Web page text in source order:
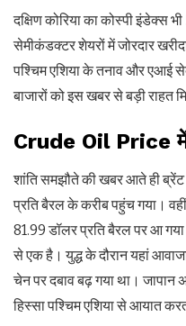
दक्षिण कोरिया का कोस्पी इंडेक्स
सेमीकंडक्टर शेयरों में जोरदार
पश्चिम एशिया के तनाव और एआई
बाजारों को इस खबर से बड़ी राहत
Crude Oil Price में
शांति समझौते की खबर आते ही
प्रति बैरल के करीब पहुंच गया।
81.99 डॉलर प्रति बैरल पर आ
से एक है। युद्ध के दौरान यहां
चेन पर दबाव बढ़ गया था।
हिस्सा पश्चिम एशिया से आयात